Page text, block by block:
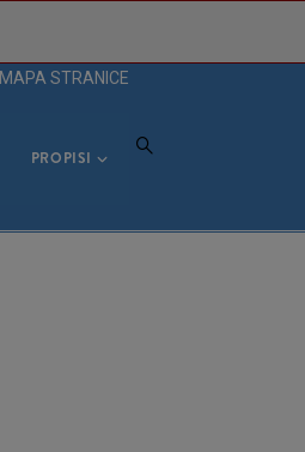
MAPA STRANICE
PROPISI